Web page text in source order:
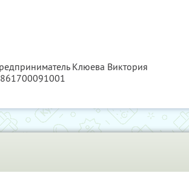
Клюева Виктория